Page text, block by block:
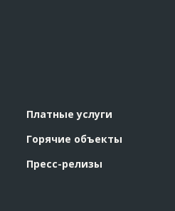
Платные услуги
Горячие объекты
Пресс-релизы